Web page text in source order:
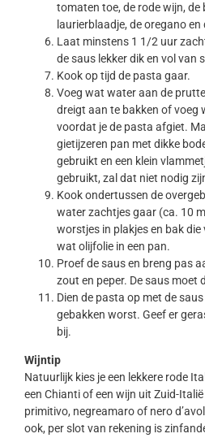
tomaten toe, de rode wijn, de
laurierblaadje, de oregano
Laat minstens 1 1/2 uur
de saus lekker dik en vol van
Kook op tijd de pasta gaar.
Voeg wat water aan de
dreigt aan te bakken of
voordat je de pasta afgiet.
gietijzeren pan met dikke
gebruikt en een klein
gebruikt, zal dat niet nodig
Kook ondertussen de
water zachtjes gaar (ca. 10
worstjes in plakjes en bak
wat olijfolie in een pan.
Proef de saus en breng pas
zout en peper. De saus moet
Dien de pasta op met de
gebakken worst. Geef er
bij.
Wijntip
Natuurlijk kies je een lekkere rode
een Chianti of een wijn uit Zuid-
primitivo, negreamaro of nero
ook, per slot van rekening is